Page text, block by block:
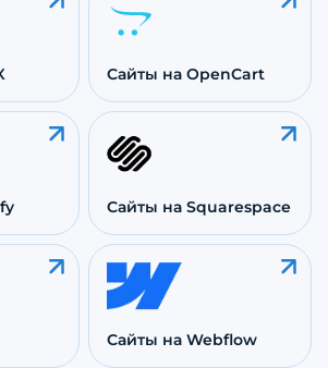
Сайты на OpenCart
Сайты на Squarespace
Сайты на Webflow